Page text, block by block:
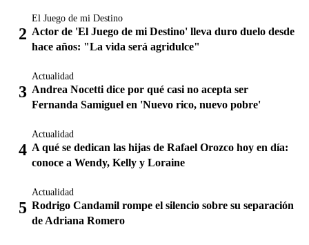
El Juego de mi Destino
Actor de 'El Juego de mi Destino' lleva duro duelo desde
hace años: "La vida será agridulce"
Actualidad
Andrea Nocetti dice por qué casi no acepta ser
Fernanda Samiguel en 'Nuevo rico, nuevo pobre'
Actualidad
A qué se dedican las hijas de Rafael Orozco hoy en día:
conoce a Wendy, Kelly y Loraine
Actualidad
Rodrigo Candamil rompe el silencio sobre su separación
de Adriana Romero